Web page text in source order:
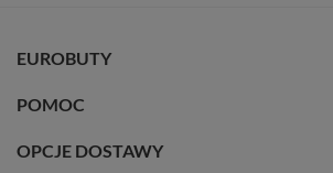
EUROBUTY
POMOC
OPCJE DOSTAWY